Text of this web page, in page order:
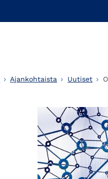
Ajankohtaista Uutiset